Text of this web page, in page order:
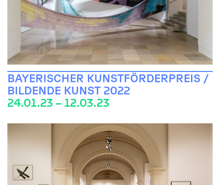
BAYERISCHER KUNSTFÖRDERPREIS /
BILDENDE KUNST 2022
24.01.23 – 12.03.23